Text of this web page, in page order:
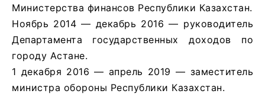
Министерства финансов Республики Казахстан.
Ноябрь 2014 — декабрь 2016 — руководитель
Департамента государственных доходов по
городу Астане.
1 декабря 2016 — апрель 2019 — заместитель
министра обороны Республики Казахстан.